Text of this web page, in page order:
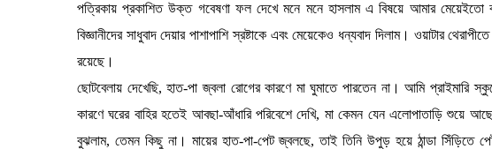
পত্রিকায় প্রকাশিত উক্ত গবেষণা ফল দেখে মনে মনে হাসলাম এ বিষয়ে আমার
বিজ্ঞানীদের সাধুবাদ দেয়ার পাশাপাশি স্রষ্টাকে এবং মেয়েকেও ধন্যবাদ দিলাম। ওয়াটার
রয়েছে।
ছোটবেলায় দেখেছি, হাত-পা জ্বলা রোগের কারণে মা ঘুমাতে পারতেন না। আমি প্রাইমারি
কারণে ঘরের বাহির হতেই আবছা-আঁধারি পরিবেশে দেখি, মা কেমন যেন এলোপাতাড়ি শুয়ে
বুঝলাম, তেমন কিছু না। মায়ের হাত-পা-পেট জ্বলছে, তাই তিনি উপুড় হয়ে ঠান্ডা সিঁড়িতে